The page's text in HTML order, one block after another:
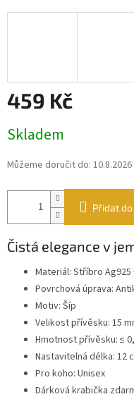
459 Kč
cena:
Skladem
Můžeme doručit do: 10.8.2026
Přidat
Čistá elegance v
Materiál: Stříbro
Povrchová úprava:
Motiv: Šíp
Velikost přívěsku: 15
Hmotnost přívěsku: ≤
Nastavitelná délka: 12
Pro koho: Unisex
Dárková krabička